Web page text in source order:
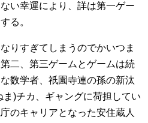
い幸運により、詳は第一ゲー
る。
りすぎてしまうのでかいつま
二、第三ゲームとゲームは続
数学者、祇園寺連の孫の新汰
)チカ、ギャングに荷担してい
のキャリアとなった安住蔵人